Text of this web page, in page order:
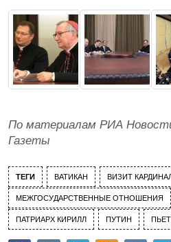
По материалам РИА
Газеты
ТЕГИ ВАТИКАН ВИЗИТ
МЕЖГОСУДАРСТВЕННЫЕ ОТНОШЕНИЯ
ПАТРИАРХ КИРИЛЛ ПУТИН